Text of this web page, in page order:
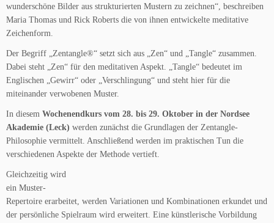
wunderschöne Bilder aus strukturierten Mustern zu zeichnen“, beschreiben
Maria Thomas und Rick Roberts die von ihnen entwickelte meditative
Zeichenform.
Der Begriff „Zentangle®“ setzt sich aus „Zen“ und „Tangle“ zusammen.
Dabei steht „Zen“ für den meditativen Aspekt. „Tangle“ bedeutet im
Englischen „Gewirr“ oder „Verschlingung“ und steht hier für die
miteinander verwobenen Muster.
In diesem Wochenendkurs vom 28. bis 29. Oktober in der Nordsee
Akademie (Leck) werden zunächst die Grundlagen der Zentangle-
Philosophie vermittelt. Anschließend werden im praktischen Tun die
verschiedenen Aspekte der Methode vertieft.
Gleichzeitig wird
ein Muster-
Repertoire erarbeitet, werden Variationen und Kombinationen erkundet und
der persönliche Spielraum wird erweitert. Eine künstlerische Vorbildung